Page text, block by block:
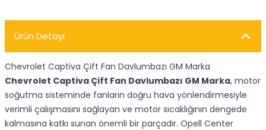
Ürün Detayı
Chevrolet Captiva Çift Fan Davlumbazı GM Marka
Chevrolet Captiva Çift Fan Davlumbazı GM Marka, motor
soğutma sisteminde fanların doğru hava yönlendirmesiyle
verimli çalışmasını sağlayan ve motor sıcaklığının dengede
kalmasına katkı sunan önemli bir parçadır. Opell Center